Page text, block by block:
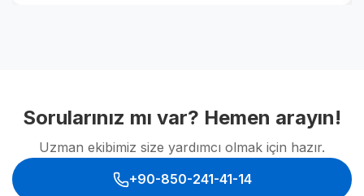
Sorularınız mı var? Hemen arayın!
Uzman ekibimiz size yardımcı olmak için hazır.
+90-850-241-41-14